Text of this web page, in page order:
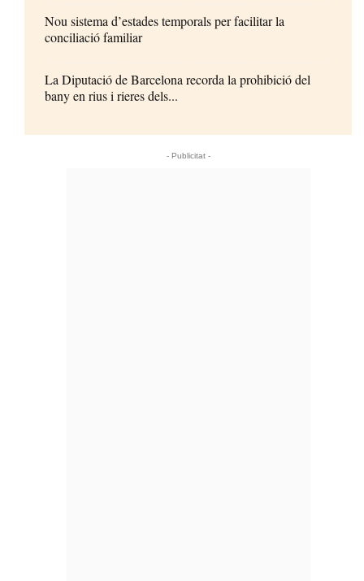
Nou sistema d’estades temporals per facilitar la
conciliació familiar
La Diputació de Barcelona recorda la prohibició del
bany en rius i rieres dels...
- Publicitat -